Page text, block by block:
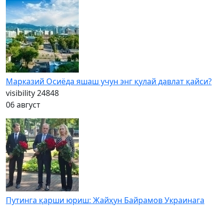
Марказий Осиёда яшаш учун энг қулай давлат қайси?
visibility24848
06 август
Путинга қарши юриш: Жайҳун Байрамов Украинага